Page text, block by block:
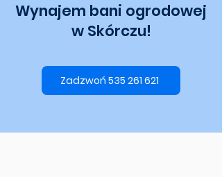
Wynajem bani ogrodowej
w Skórczu!
Zadzwoń 535 261 621